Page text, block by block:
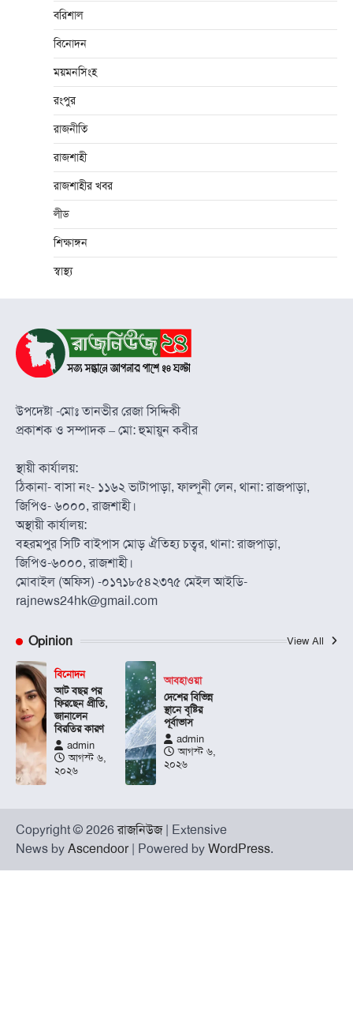
বরিশাল
বিনোদন
ময়মনসিংহ
রংপুর
রাজনীতি
রাজশাহী
রাজশাহীর খবর
লীড
শিক্ষাঙ্গন
স্বাস্থ্য
উপদেষ্টা -মোঃ তানভীর রেজা সিদ্দিকী
প্রকাশক ও সম্পাদক – মো: হুমায়ুন কবীর
স্থায়ী কার্যালয়:
ঠিকানা- বাসা নং- ১১৬২ ভাটাপাড়া, ফাল্গুনী লেন, থানা: রাজপাড়া,
জিপিও- ৬০০০, রাজশাহী।
অস্থায়ী কার্যালয়:
বহরমপুর সিটি বাইপাস মোড় ঐতিহ্য চত্বর, থানা: রাজপাড়া,
জিপিও-৬০০০, রাজশাহী।
মোবাইল (অফিস) -০১৭১৮৫৪২৩৭৫ মেইল আইডি-
rajnews24hk@gmail.com
Opinion View All
বিনোদন
আট বছর পর
ফিরছেন প্রীতি,
জানালেন
বিরতির কারণ
admin
আগস্ট ৬,
২০২৬
আবহাওয়া
দেশের বিভিন্ন
স্থানে বৃষ্টির
পূর্বাভাস
admin
আগস্ট ৬,
২০২৬
Copyright © 2026রাজনিউজ| Extensive
News by Ascendoor| Powered by WordPress.